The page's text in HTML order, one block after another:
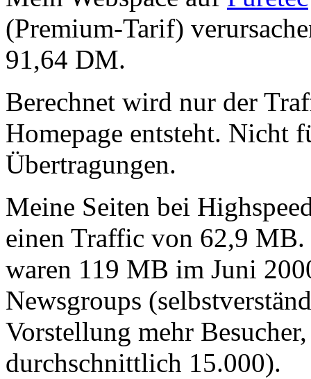
(Premium-Tarif)
91,64 DM.
Berechnet wird nur der
Homepage entsteht. Nicht
Übertragungen.
Meine Seiten bei
einen Traffic von 62,9
waren 119 MB im Juni
Newsgroups
Vorstellung mehr
durchschnittlich 15.000).